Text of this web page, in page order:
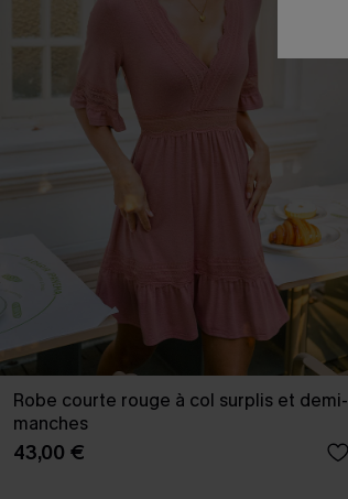
Robe courte rouge à col surplis et demi-
manches
43,00 €